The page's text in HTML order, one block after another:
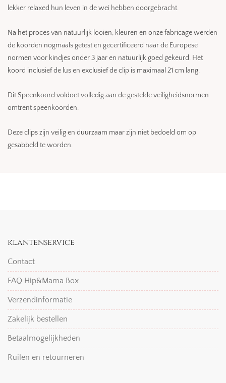
lekker relaxed hun leven in de wei hebben doorgebracht.
Na het proces van natuurlijk looien, kleuren en onze fabricage werden
de koorden nogmaals getest en gecertificeerd naar de Europese
normen voor kindjes onder 3 jaar en natuurlijk goed gekeurd. Het
koord inclusief de lus en exclusief de clip is maximaal 21 cm lang.
Dit Speenkoord voldoet volledig aan de gestelde veiligheidsnormen
omtrent speenkoorden.
Deze clips zijn veilig en duurzaam maar zijn niet bedoeld om op
gesabbeld te worden.
klantenservice
Contact
FAQ Hip&Mama Box
Verzendinformatie
Zakelijk bestellen
Betaalmogelijkheden
Ruilen en retourneren